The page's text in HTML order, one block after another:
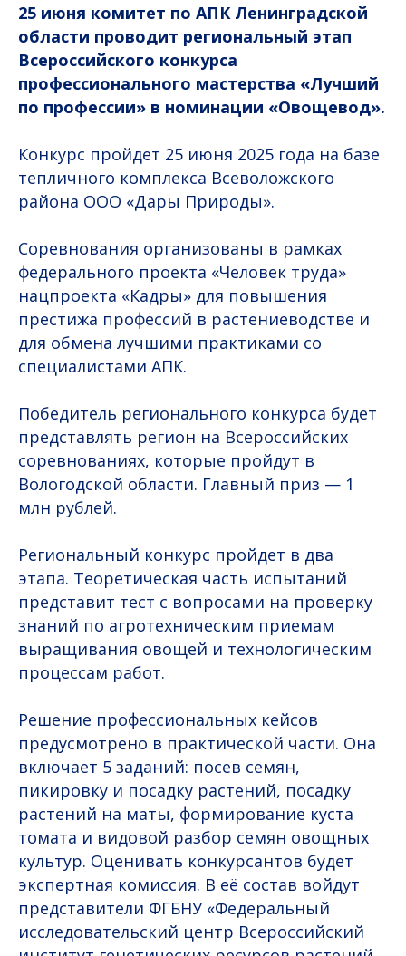
25 июня комитет по АПК Ленинградской
области проводит региональный этап
Всероссийского конкурса
профессионального мастерства «Лучший
по профессии» в номинации «Овощевод».
Конкурс пройдет 25 июня 2025 года на базе
тепличного комплекса Всеволожского
района ООО «Дары Природы».
Соревнования организованы в рамках
федерального проекта «Человек труда»
нацпроекта «Кадры» для повышения
престижа профессий в растениеводстве и
для обмена лучшими практиками со
специалистами АПК.
Победитель регионального конкурса будет
представлять регион на Всероссийских
соревнованиях, которые пройдут в
Вологодской области. Главный приз — 1
млн рублей.
Региональный конкурс пройдет в два
этапа. Теоретическая часть испытаний
представит тест с вопросами на проверку
знаний по агротехническим приемам
выращивания овощей и технологическим
процессам работ.
Решение профессиональных кейсов
предусмотрено в практической части. Она
включает 5 заданий: посев семян,
пикировку и посадку растений, посадку
растений на маты, формирование куста
томата и видовой разбор семян овощных
культур. Оценивать конкурсантов будет
экспертная комиссия. В её состав войдут
представители ФГБНУ «Федеральный
исследовательский центр Всероссийский